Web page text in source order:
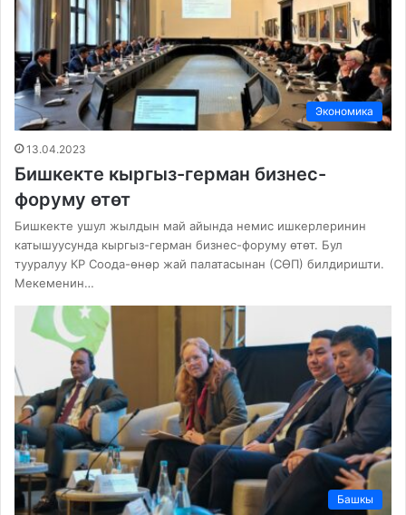
Экономика
13.04.2023
Бишкекте кыргыз-герман бизнес-
форуму өтөт
Бишкекте ушул жылдын май айында немис ишкерлеринин
катышуусунда кыргыз-герман бизнес-форуму өтөт. Бул
тууралуу КР Соода-өнөр жай палатасынан (СӨП) билдиришти.
Мекеменин…
Башкы